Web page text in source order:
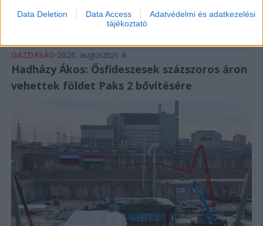
Data Deletion Data Access
Adatvédelmi és adatkezelési
tájékoztató
GAZDASÁG 2026. augusztus 4.
Hadházy Ákos: Ősfideszesek százszoros áron
vehettek földet Paks 2 bővítésére